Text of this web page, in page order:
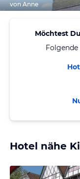
von Anne
Möchtest
Hotel nähe